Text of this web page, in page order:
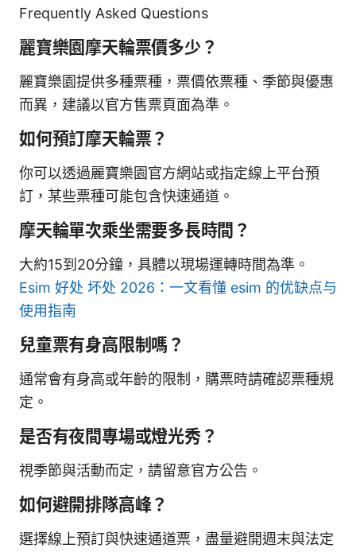
Frequently Asked Questions
麗寶樂園摩天輪票價多少？
麗寶樂園提供多種票種，票價依票種、季節與優惠
而異，建議以官方售票頁面為準。
如何預訂摩天輪票？
你可以透過麗寶樂園官方網站或指定線上平台預
訂，某些票種可能包含快速通道。
摩天輪單次乘坐需要多長時間？
大約15到20分鐘，具體以現場運轉時間為準。
Esim 好处 坏处 2026：一文看懂 esim 的优缺点与
使用指南
兒童票有身高限制嗎？
通常會有身高或年齡的限制，購票時請確認票種規
定。
是否有夜間專場或燈光秀？
視季節與活動而定，請留意官方公告。
如何避開排隊高峰？
選擇線上預訂與快速通道票，盡量避開週末與法定